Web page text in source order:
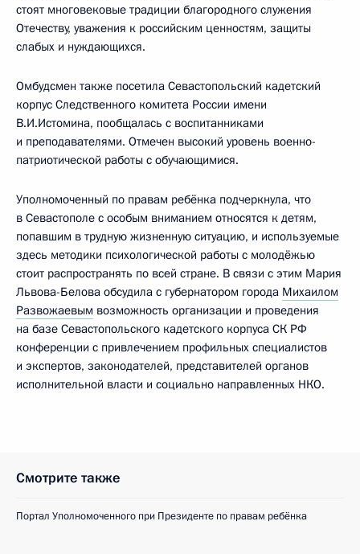
стоят многовековые традиции благородного служения
Отечеству, уважения к российским ценностям, защиты
слабых и нуждающихся.
Омбудсмен также посетила Севастопольский кадетский
корпус Следственного комитета России имени
В.И.Истомина, пообщалась с воспитанниками
и преподавателями. Отмечен высокий уровень военно-
патриотической работы с обучающимися.
Уполномоченный по правам ребёнка подчеркнула, что
в Севастополе с особым вниманием относятся к детям,
попавшим в трудную жизненную ситуацию, и используемые
здесь методики психологической работы с молодёжью
стоит распространять по всей стране. В связи с этим Мария
Львова-Белова обсудила с губернатором города Михаилом
Развожаевым возможность организации и проведения
на базе Севастопольского кадетского корпуса СК РФ
конференции с привлечением профильных специалистов
и экспертов, законодателей, представителей органов
исполнительной власти и социально направленных НКО.
Смотрите также
Портал Уполномоченного при Президенте по правам ребёнка